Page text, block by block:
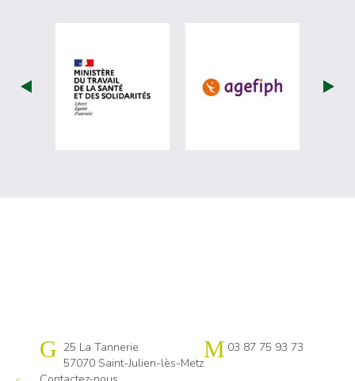
visiter les site de Ministère du travail
visiter les
Cap emploi 57
25 La Tannerie
57070 Saint-Julien-lès-Metz
03 87 75 93 73